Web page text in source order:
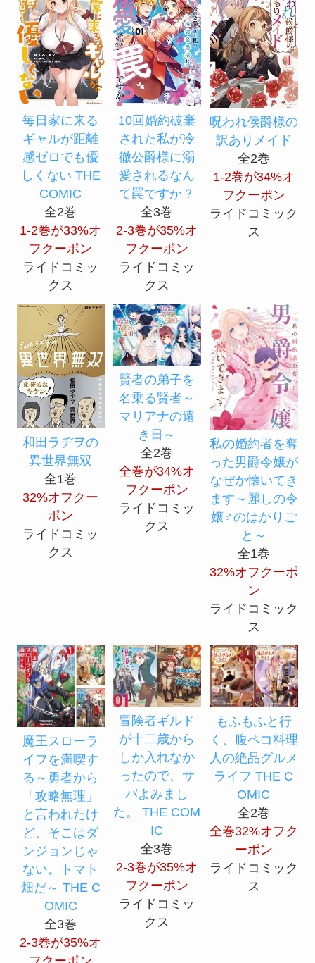
毎日家に来る
ギャルが距離
感ゼロでも優
しくない THE
COMIC
全2巻
1-2巻が33%オ
フクーポン
ライドコミッ
クス
10回婚約破棄
された私が冷
徹公爵様に溺
愛されるなん
て罠ですか？
全3巻
2-3巻が35%オ
フクーポン
ライドコミッ
クス
呪われ侯爵様の
訳ありメイド
全2巻
1-2巻が34%オ
フクーポン
ライドコミック
ス
和田ラヂヲの
異世界無双
全1巻
32%オフクー
ポン
ライドコミッ
クス
賢者の弟子を
名乗る賢者～
マリアナの遠
き日～
全2巻
全巻が34%オ
フクーポン
ライドコミッ
クス
私の婚約者を奪
った男爵令嬢が
なぜか懐いてき
ます～麗しの令
嬢♂のはかりご
と～
全1巻
32%オフクーポ
ン
ライドコミック
ス
魔王スローラ
イフを満喫す
る～勇者から
「攻略無理」
と言われたけ
ど、そこはダ
ンジョンじゃ
ない。トマト
畑だ～ THE C
OMIC
全3巻
2-3巻が35%オ
冒険者ギルド
が十二歳から
しか入れなか
ったので、サ
バよみまし
た。 THE COM
IC
全3巻
2-3巻が35%オ
フクーポン
ライドコミッ
クス
もふもふと行
く、腹ペコ料理
人の絶品グルメ
ライフ THE C
OMIC
全2巻
全巻32%オフク
ーポン
ライドコミック
ス